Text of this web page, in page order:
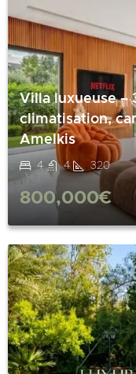
Villa luxueuse –
climatisation,
Amelkis
4 4 320
800,000€